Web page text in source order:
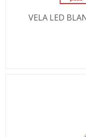
VELA LED